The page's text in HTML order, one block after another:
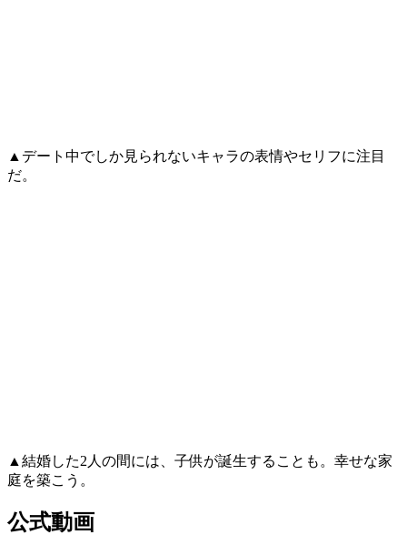
▲デート中でしか見られないキャラの表情やセリフに注目
だ。
▲結婚した2人の間には、子供が誕生することも。幸せな家
庭を築こう。
公式動画